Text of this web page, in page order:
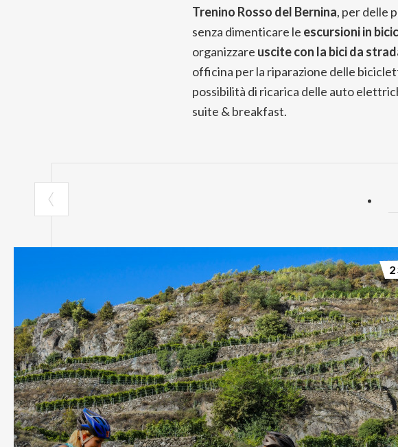
Trenino Rosso del Bernina, per delle
senza dimenticare le escursioni in
organizzare uscite con la bici da
officina per la riparazione delle
possibilità di ricarica delle auto
suite & breakfast.